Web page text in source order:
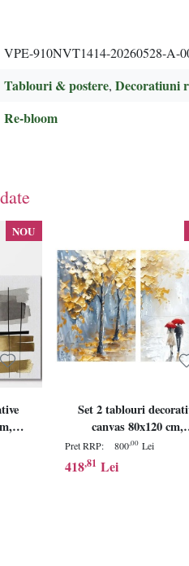
VPE-910NVT1414-20260528-A-
Tablouri & postere, Decoratiuni
Re-bloom
NOU
-
Set 2 tablouri
canvas 80x120 cm,
panza/lemn, multicolor
Verificat A · Re-Bloom
Pret RRP: 800,00 Lei
418,81 Lei